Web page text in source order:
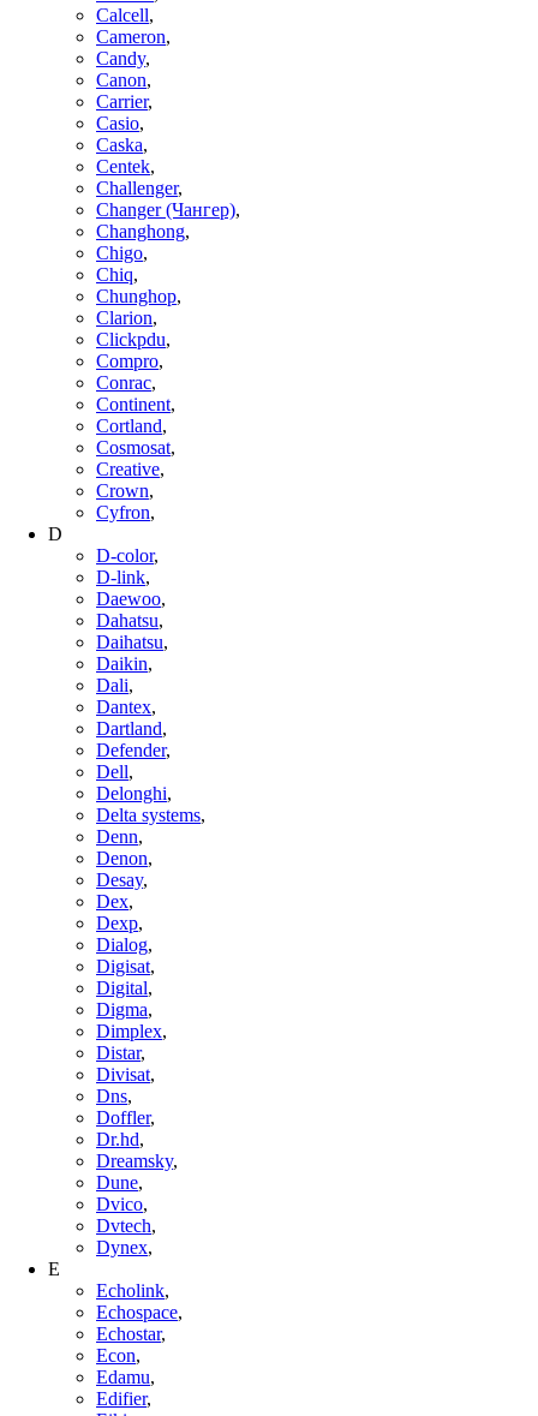
Calcell,
Cameron,
Candy,
Canon,
Carrier,
Casio,
Caska,
Centek,
Challenger,
Changer (Чангер),
Changhong,
Chigo,
Chiq,
Chunghop,
Clarion,
Clickpdu,
Compro,
Conrac,
Continent,
Cortland,
Cosmosat,
Creative,
Crown,
Cyfron,
D
D-color,
D-link,
Daewoo,
Dahatsu,
Daihatsu,
Daikin,
Dali,
Dantex,
Dartland,
Defender,
Dell,
Delonghi,
Delta systems,
Denn,
Denon,
Desay,
Dex,
Dexp,
Dialog,
Digisat,
Digital,
Digma,
Dimplex,
Distar,
Divisat,
Dns,
Doffler,
Dr.hd,
Dreamsky,
Dune,
Dvico,
Dvtech,
Dynex,
E
Echolink,
Echospace,
Echostar,
Econ,
Edamu,
Edifier,